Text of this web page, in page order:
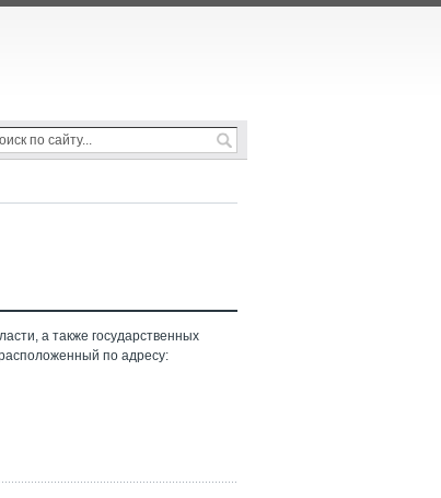
а также государственных
по адресу: